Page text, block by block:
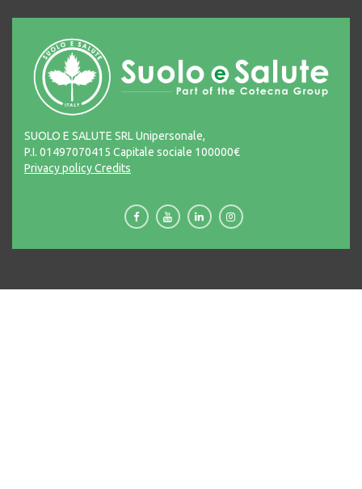
SUOLO E SALUTE SRL Unipersonale,
P.I. 01497070415 Capitale sociale 100000€
Privacy policyCredits